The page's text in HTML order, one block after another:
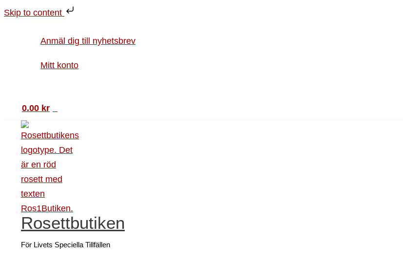
Skip to content
Hoppa
Anmäl dig till nyhetsbrev
Mitt konto
0.00 kr
Rosettbutiken
För Livets Speciella Tillfällen
Dubbelt